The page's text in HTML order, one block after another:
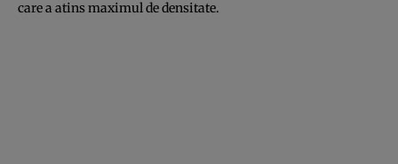
care a atins maximul de densitate.